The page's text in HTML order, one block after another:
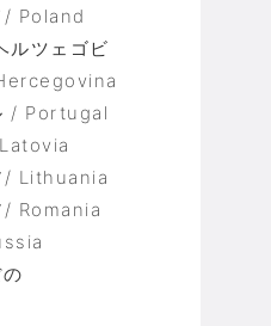
/ Poland
ルツェゴビ
/ Portugal
/ Lithuania
/ Romania